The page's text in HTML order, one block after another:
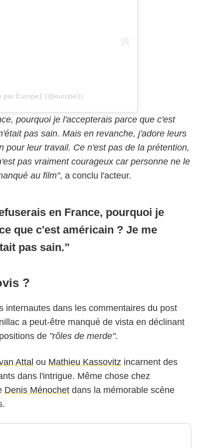
par Europe1 (@europe1)
pourquoi je l'accepterais parce que c'est
pas sain. Mais en revanche, j'adore leurs
pour leur travail. Ce n'est pas de la prétention,
pas vraiment courageux car personne ne le
au film", a conclu l'acteur.
en France, pourquoi je
que c'est américain ? Je me
pas sain.
?
internautes dans les commentaires du post
a peut-être manqué de vista en déclinant
de "rôles de merde".
Attal ou Mathieu Kassovitz incarnent des
dans l'intrigue. Même chose chez
Denis Ménochet dans la mémorable scène